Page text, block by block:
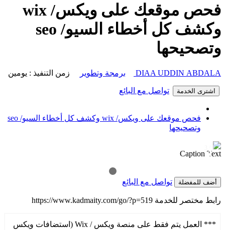
فحص موقعك على ويكس/ wix
وكشف كل أخطاء السيو/ seo
وتصحيحها
DIAA UDDIN ABDALA برمجة وتطوير زمن التنفيذ : يومين
اشترى الخدمة تواصل مع البائع
فحص موقعك على ويكس/ wix وكشف كل أخطاء السيو/ seo
وتصحيحها
1 / 3
Caption Text
❮
أضف للمفضلة تواصل مع البائع
رابط مختصر للخدمة https://www.kadmaity.com/go/?p=519
*** العمل يتم فقط على منصة ويكس / Wix (استضافات ويكس